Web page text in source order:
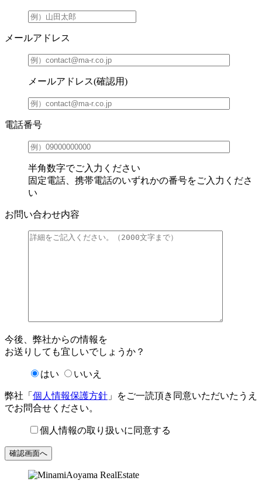
メールアドレス
メールアドレス(確認用)
電話番号
半角数字でご入力ください
固定電話、携帯電話のいずれかの番号をご入力くださ
い
お問い合わせ内容
今後、弊社からの情報を
お送りしても宜しいでしょうか？
はい いいえ
弊社「 個人情報保護方針 」をご一読頂き同意いただいたうえ
でお問合せください。
個人情報の取り扱いに同意する